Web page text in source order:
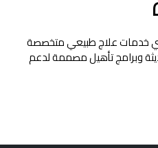
علاج طبيعي متخصصة
وبرامج تأهيل مصممة لدعم